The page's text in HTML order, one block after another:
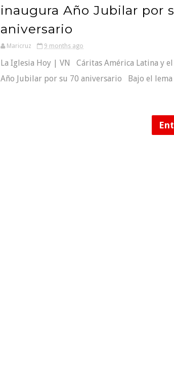
inaugura Año Jubilar por
aniversario
Maricruz 9 months ago
La Iglesia Hoy | VN Cáritas América Latina y
Año Jubilar por su 70 aniversario Bajo el lema